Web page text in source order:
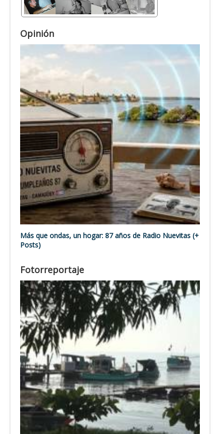
Opinión
Más que ondas, un hogar: 87 años de Radio Nuevitas (+
Posts)
Fotorreportaje